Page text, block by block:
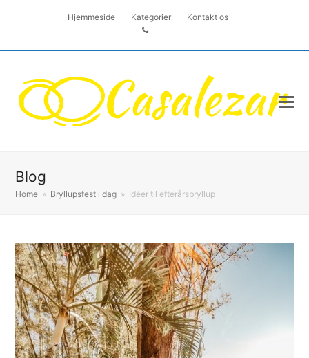
Hjemmeside Kategorier Kontakt os
Blog
Home » Bryllupsfest i dag » Idéer til efterårsbryllup